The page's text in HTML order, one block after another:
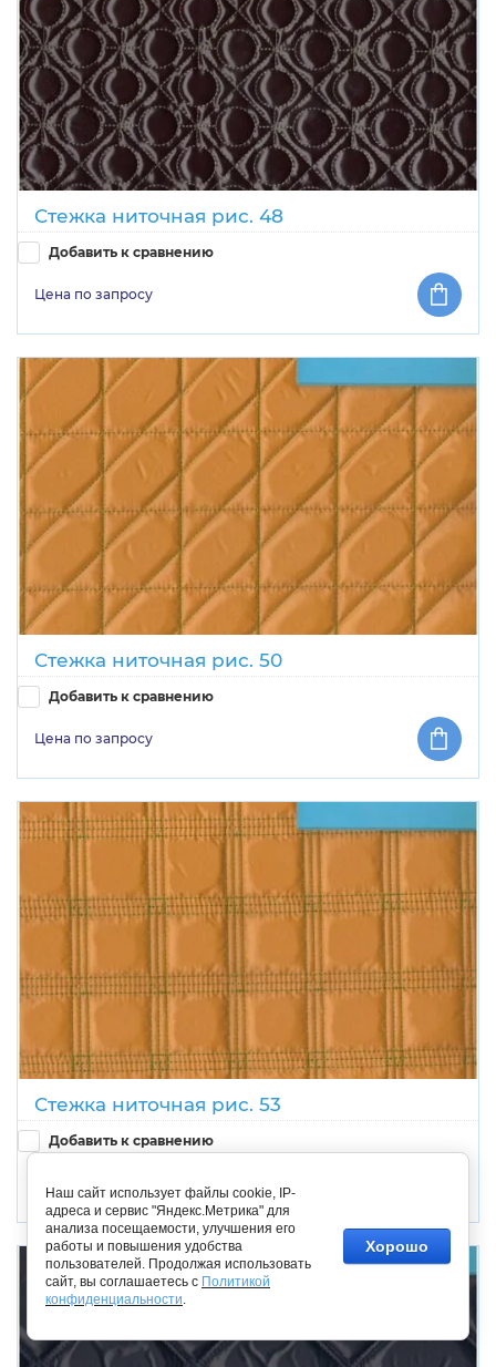
Стежка ниточная рис. 48
Добавить к сравнению
Цена по запросу
Стежка ниточная рис. 50
Добавить к сравнению
Цена по запросу
Стежка ниточная рис. 53
Добавить к сравнению
Цена по запросу
Наш сайт использует файлы cookie, IP-
адреса и сервис "Яндекс.Метрика" для
анализа посещаемости, улучшения его
работы и повышения удобства
пользователей. Продолжая использовать
сайт, вы соглашаетесь с Политикой
конфиденциальности.
Хорошо